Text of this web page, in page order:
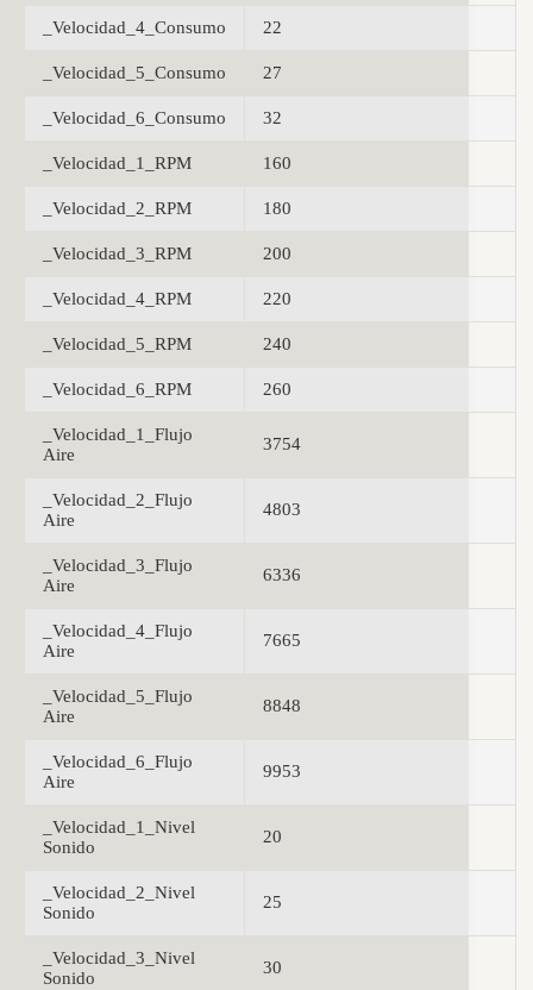
_Velocidad_4_Consumo 22
_Velocidad_5_Consumo 27
_Velocidad_6_Consumo 32
_Velocidad_1_RPM 160
_Velocidad_2_RPM 180
_Velocidad_3_RPM 200
_Velocidad_4_RPM 220
_Velocidad_5_RPM 240
_Velocidad_6_RPM 260
_Velocidad_1_Flujo
Aire
3754
_Velocidad_2_Flujo
Aire
4803
_Velocidad_3_Flujo
Aire
6336
_Velocidad_4_Flujo
Aire
7665
_Velocidad_5_Flujo
Aire
8848
_Velocidad_6_Flujo
Aire
9953
_Velocidad_1_Nivel
Sonido
20
_Velocidad_2_Nivel
Sonido
25
_Velocidad_3_Nivel
Sonido
30